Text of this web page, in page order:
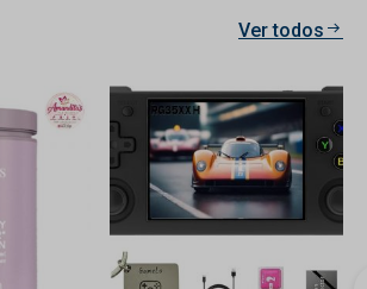
Ver todos